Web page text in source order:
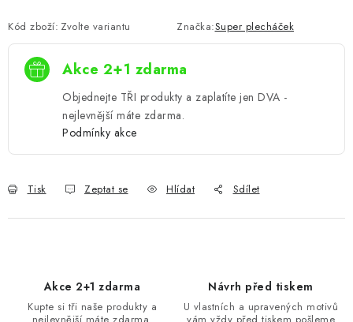
Kód zboží: Zvolte variantu Značka:Super plecháček
Akce 2+1 zdarma
Objednejte TŘI produkty a zaplatíte jen DVA -
nejlevnější máte zdarma.
Podmínky akce
Tisk Zeptat se Hlídat Sdílet
Akce 2+1 zdarma
Kupte si tři naše produkty a
nejlevnější máte zdarma.
Návrh před tiskem
U vlastních a upravených motivů
vám vždy před tiskem pošleme